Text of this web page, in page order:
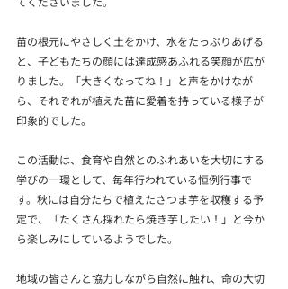
苗の根元にやさしく土をかけ、水をたっぷりあげる
と、子どもたちの顔には達成感あふれる笑顔が広が
りました。「大きくなってね！」と声をかけなが
ら、それぞれが植えた苗に愛着を持っている様子が
印象的でした。
この活動は、食育や自然とのふれあいを大切にする
学びの一環として、毎年行われている恒例行事で
す。秋には自分たちで植えたさつま芋を収穫する予
定で、「たくさん採れたら焼き芋したい！」と今か
ら楽しみにしているようでした。
地域の皆さんと協力しながら自然に触れ、命の大切